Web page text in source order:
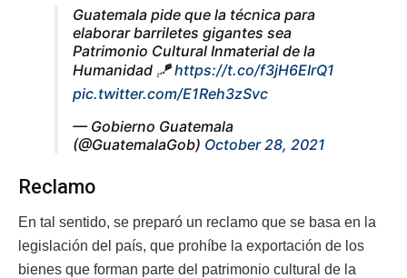
Guatemala pide que la técnica para
elaborar barriletes gigantes sea
Patrimonio Cultural Inmaterial de la
Humanidad 🪁https://t.co/f3jH6EIrQ1
pic.twitter.com/E1Reh3zSvc
— Gobierno Guatemala
(@GuatemalaGob) October 28, 2021
Reclamo
En tal sentido, se preparó un reclamo que se basa en la
legislación del país, que prohíbe la exportación de los
bienes que forman parte del patrimonio cultural de la